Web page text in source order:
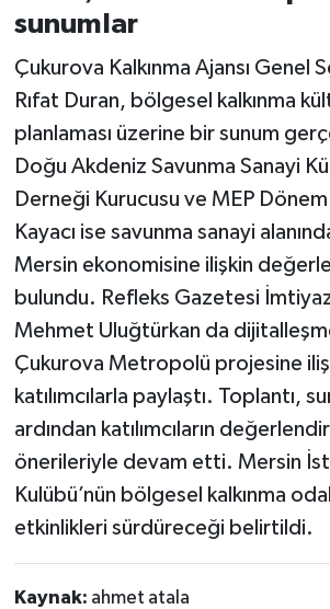
sunumlar
Çukurova Kalkınma Ajansı Genel
Rıfat Duran, bölgesel kalkınma
planlaması üzerine bir sunum
Doğu Akdeniz Savunma Sanayi
Derneği Kurucusu ve MEP Dönem
Kayacı ise savunma sanayi
Mersin ekonomisine ilişkin
bulundu. Refleks Gazetesi
Mehmet Uluğtürkan da
Çukurova Metropolü projesine
katılımcılarla paylaştı. Toplantı,
ardından katılımcıların
önerileriyle devam etti. Mersin
Kulübü’nün bölgesel kalkınma
etkinlikleri sürdüreceği belirtildi.
Kaynak: ahmet atala